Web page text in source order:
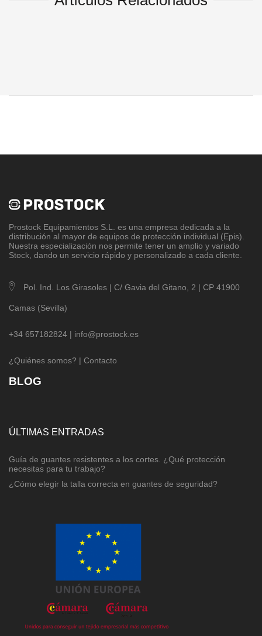
Prostock Equipamientos S.L
. es una empresa dedicada a la
distribución al mayor de equipos de protección individual (Epis).
Nuestra especialización nos permite tener un amplio y variado
Stock, dando un servicio rápido y personalizado a cada cliente.
Pol. Ind. Los Girasoles | C/ Gavia del Gitano, 2 | CP 41900
Camas (Sevilla)
+34 657182824 | info@prostock.es
¿Quiénes somos? | Contacto
BLOG
ÚLTIMAS ENTRADAS
Guía de guantes resistentes a los cortes. ¿Qué protección
necesitas para tu trabajo?
¿Cómo elegir la talla correcta en guantes de seguridad?